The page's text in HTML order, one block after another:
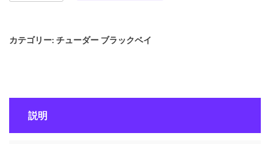
ュ
パ
カテゴリー: チューダー ブラックベイ
説明